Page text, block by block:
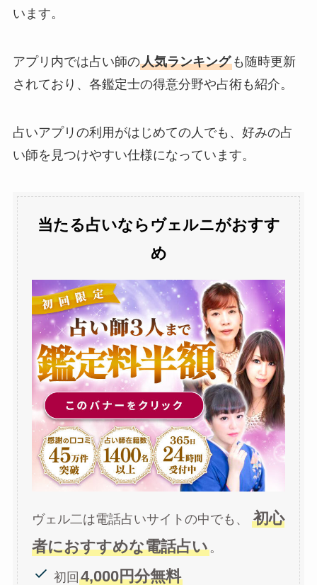
います。
アプリ内では占い師の人気ランキングも随時更新
されており、各鑑定士の得意分野や占術も紹介。
占いアプリの利用がはじめての人でも、好みの占
い師を見つけやすい仕様になっています。
当たる占いならヴェルニがおすす
め
ヴェル二は電話占いサイトの中でも、 初心
者におすすめな電話占い。
初回4,000円分無料